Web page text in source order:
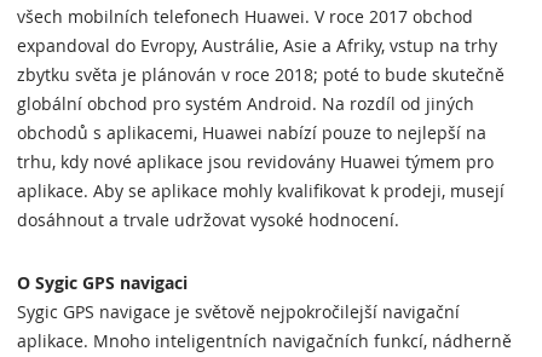
všech mobilních telefonech Huawei. V roce 2017 obchod
expandoval do Evropy, Austrálie, Asie a Afriky, vstup na trhy
zbytku světa je plánován v roce 2018; poté to bude skutečně
globální obchod pro systém Android. Na rozdíl od jiných
obchodů s aplikacemi, Huawei nabízí pouze to nejlepší na
trhu, kdy nové aplikace jsou revidovány Huawei týmem pro
aplikace. Aby se aplikace mohly kvalifikovat k prodeji, musejí
dosáhnout a trvale udržovat vysoké hodnocení.
O Sygic GPS navigaci
Sygic GPS navigace je světově nejpokročilejší navigační
aplikace. Mnoho inteligentních navigačních funkcí, nádherně